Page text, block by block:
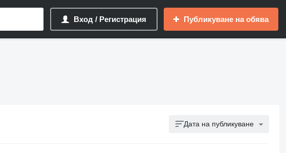
Вход / Регистрация Публикуване на обява
Дата на публикуване